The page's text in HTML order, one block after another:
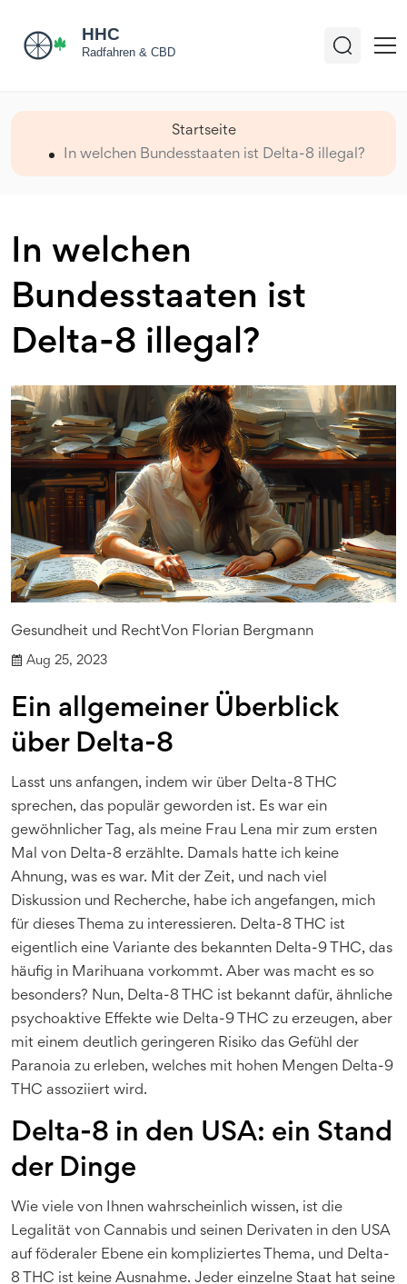
Startseite
In welchen Bundesstaaten ist Delta-8 illegal?
In welchen
Bundesstaaten ist
Delta-8 illegal?
Gesundheit und RechtVon Florian Bergmann
Aug 25, 2023
Ein allgemeiner Überblick
über Delta-8
Lasst uns anfangen, indem wir über Delta-8 THC
sprechen, das populär geworden ist. Es war ein
gewöhnlicher Tag, als meine Frau Lena mir zum ersten
Mal von Delta-8 erzählte. Damals hatte ich keine
Ahnung, was es war. Mit der Zeit, und nach viel
Diskussion und Recherche, habe ich angefangen, mich
für dieses Thema zu interessieren. Delta-8 THC ist
eigentlich eine Variante des bekannten Delta-9 THC, das
häufig in Marihuana vorkommt. Aber was macht es so
besonders? Nun, Delta-8 THC ist bekannt dafür, ähnliche
psychoaktive Effekte wie Delta-9 THC zu erzeugen, aber
mit einem deutlich geringeren Risiko das Gefühl der
Paranoia zu erleben, welches mit hohen Mengen Delta-9
THC assoziiert wird.
Delta-8 in den USA: ein Stand
der Dinge
Wie viele von Ihnen wahrscheinlich wissen, ist die
Legalität von Cannabis und seinen Derivaten in den USA
auf föderaler Ebene ein kompliziertes Thema, und Delta-
8 THC ist keine Ausnahme. Jeder einzelne Staat hat seine